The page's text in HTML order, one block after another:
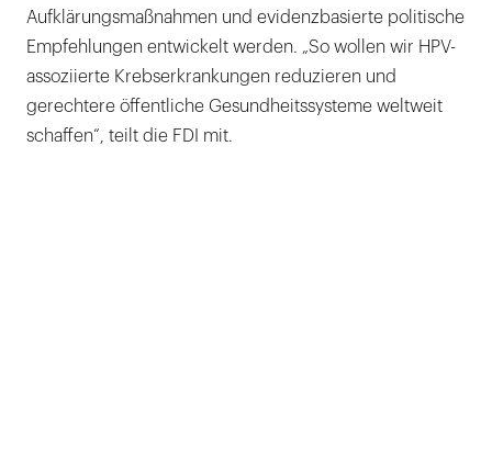
Aufklärungsmaßnahmen und evidenzbasierte politische
Empfehlungen entwickelt werden. „So wollen wir HPV-
assoziierte Krebserkrankungen reduzieren und
gerechtere öffentliche Gesundheitssysteme weltweit
schaffen“, teilt die FDI mit.